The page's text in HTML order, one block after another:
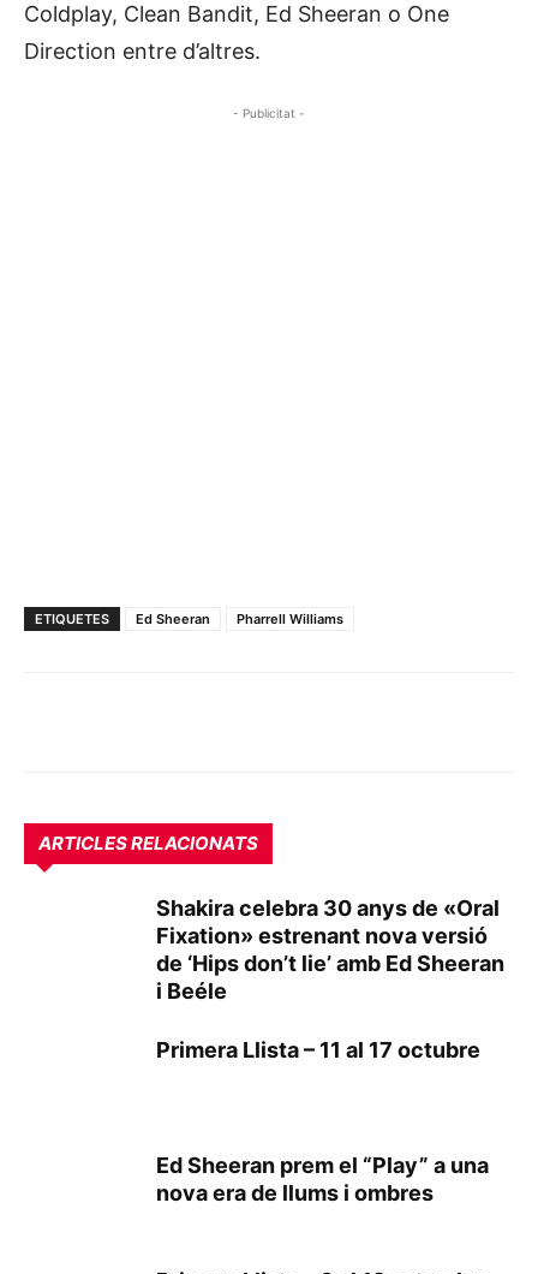
Coldplay, Clean Bandit, Ed Sheeran o One
Direction entre d’altres.
- Publicitat -
ETIQUETES Ed Sheeran Pharrell Williams
ARTICLES RELACIONATS
Shakira celebra 30 anys de «Oral
Fixation» estrenant nova versió
de ‘Hips don’t lie’ amb Ed Sheeran
i Beéle
Primera Llista – 11 al 17 octubre
Ed Sheeran prem el “Play” a una
nova era de llums i ombres